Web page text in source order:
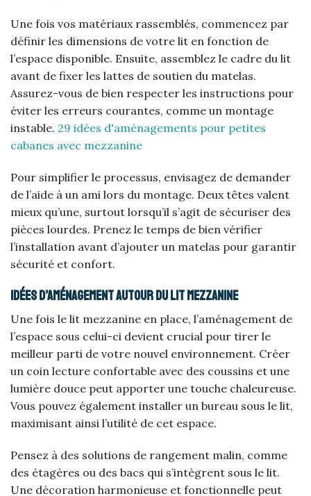
Une fois vos matériaux rassemblés, commencez par
définir les dimensions de votre lit en fonction de
l’espace disponible. Ensuite, assemblez le cadre du lit
avant de fixer les lattes de soutien du matelas.
Assurez-vous de bien respecter les instructions pour
éviter les erreurs courantes, comme un montage
instable. 29 idées d'aménagements pour petites
cabanes avec mezzanine
Pour simplifier le processus, envisagez de demander
de l’aide à un ami lors du montage. Deux têtes valent
mieux qu’une, surtout lorsqu’il s’agit de sécuriser des
pièces lourdes. Prenez le temps de bien vérifier
l’installation avant d’ajouter un matelas pour garantir
sécurité et confort.
Idées d’aménagement autour du lit mezzanine
Une fois le lit mezzanine en place, l’aménagement de
l’espace sous celui-ci devient crucial pour tirer le
meilleur parti de votre nouvel environnement. Créer
un coin lecture confortable avec des coussins et une
lumière douce peut apporter une touche chaleureuse.
Vous pouvez également installer un bureau sous le lit,
maximisant ainsi l’utilité de cet espace.
Pensez à des solutions de rangement malin, comme
des étagères ou des bacs qui s’intègrent sous le lit.
Une décoration harmonieuse et fonctionnelle peut